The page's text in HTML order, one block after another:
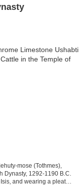
mose (Tothmes),
Dynasty, 1292-1190 B.C.
and wearing a pleated